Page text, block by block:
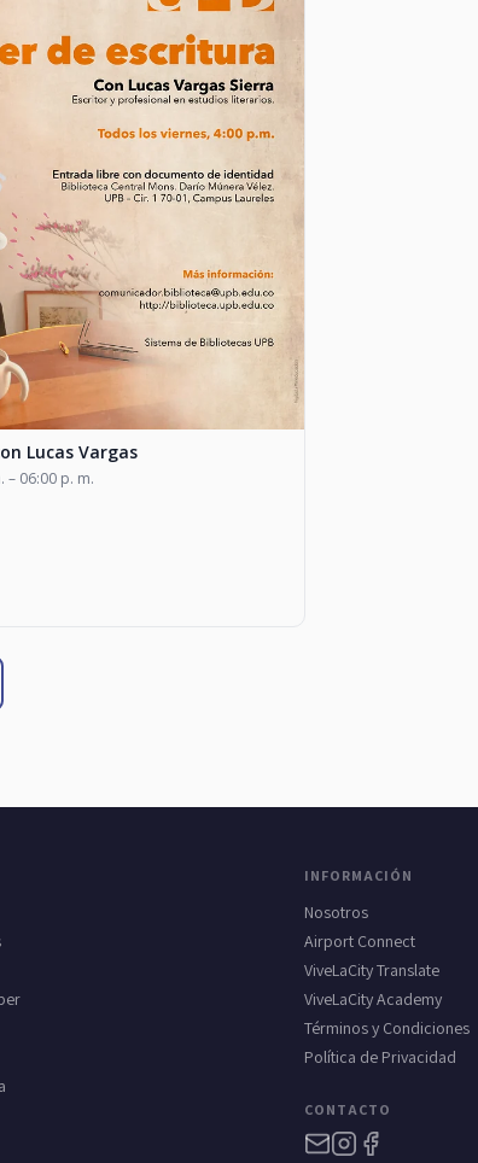
Lucas Vargas
– 06:00 p. m.
INFORMACIÓN
Nosotros
Airport Connect
ViveLaCity Translate
ViveLaCity Academy
Términos y Condiciones
Política de Privacidad
CONTACTO